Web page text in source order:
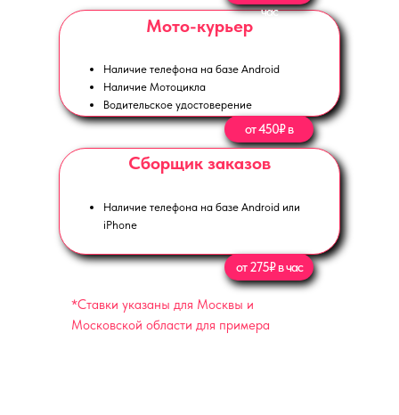
Мото-курьер
Наличие телефона на базе Android
Наличие Мотоцикла
Водительское удостоверение
*Ставки указаны для Москвы и
Московской области для примера
от 450₽ в
час
Сборщик заказов
Наличие телефона на базе Android или
iPhone
час
от 275₽ в час